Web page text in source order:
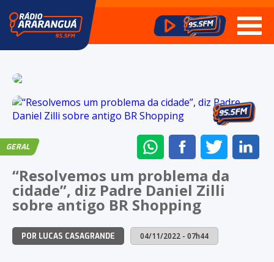
GERAL
ENVIAR
NO
WHATSAPP
COMPARTILHAR
NO
FACEBOOK
NO
TWITTER
“Resolvemos um problema da
cidade”, diz Padre Daniel Zilli
sobre antigo BR Shopping
POR LUCAS CASAGRANDE 04/11/2022 - 07h44